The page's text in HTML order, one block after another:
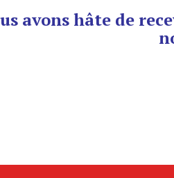
avons hâte de